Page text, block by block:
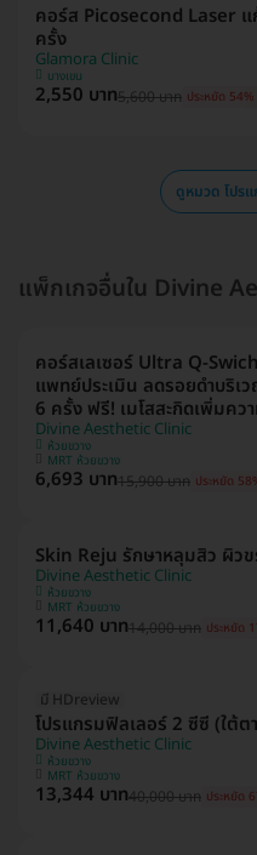
คอร์ส Picosecond Laser
ครั้ง
Glamora Clinic
บางเขน
2,550 บาท5,600 บาท ประหยัด 54%
ดูหมวด โปร
แพ็กเกจอื่นใน Divine
คอร์สเลเซอร์ Ultra Q-
แพทย์ประเมิน ลดรอยดำบริเ
6 ครั้ง ฟรี! เมโสสะกิดเพิ่มคว
Divine Aesthetic Clinic
ห้วยขวาง
MRT ห้วยขวาง
6,693 บาท15,900 บาท ประหยัด
Skin Reju รักษาหลุมสิว ผิว
Divine Aesthetic Clinic
ห้วยขวาง
MRT ห้วยขวาง
11,640 บาท14,000 บาท ประหยัด
มี HDreview
โปรแกรมฟิลเลอร์ 2 ซีซี (ใต้ต
Divine Aesthetic Clinic
ห้วยขวาง
MRT ห้วยขวาง
13,344 บาท40,000 บาท ประหยัด